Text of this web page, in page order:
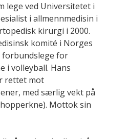
lege ved Universitetet i
i allmennmedisin i
kirurgi i 2000.
komité i Norges
for
i volleyball. Hans
rettet mot
med særlig vekt på
Mottok sin